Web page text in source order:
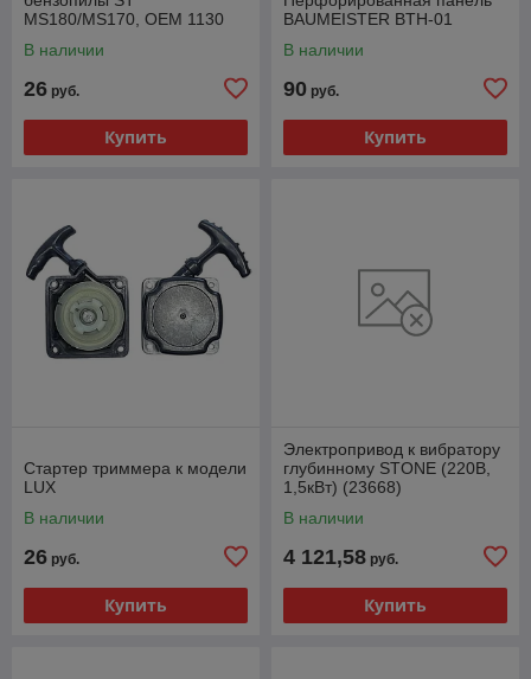
MS180/MS170, OEM 1130
В наличии
26 руб.
Купить
BAUMEISTER BTH-01
В наличии
90 руб.
Купить
Стартер триммера к модели
LUX
В наличии
26 руб.
Купить
Электропривод к вибратору
глубинному STONE (220В,
1,5кВт) (23668)
В наличии
4 121,58 руб.
Купить